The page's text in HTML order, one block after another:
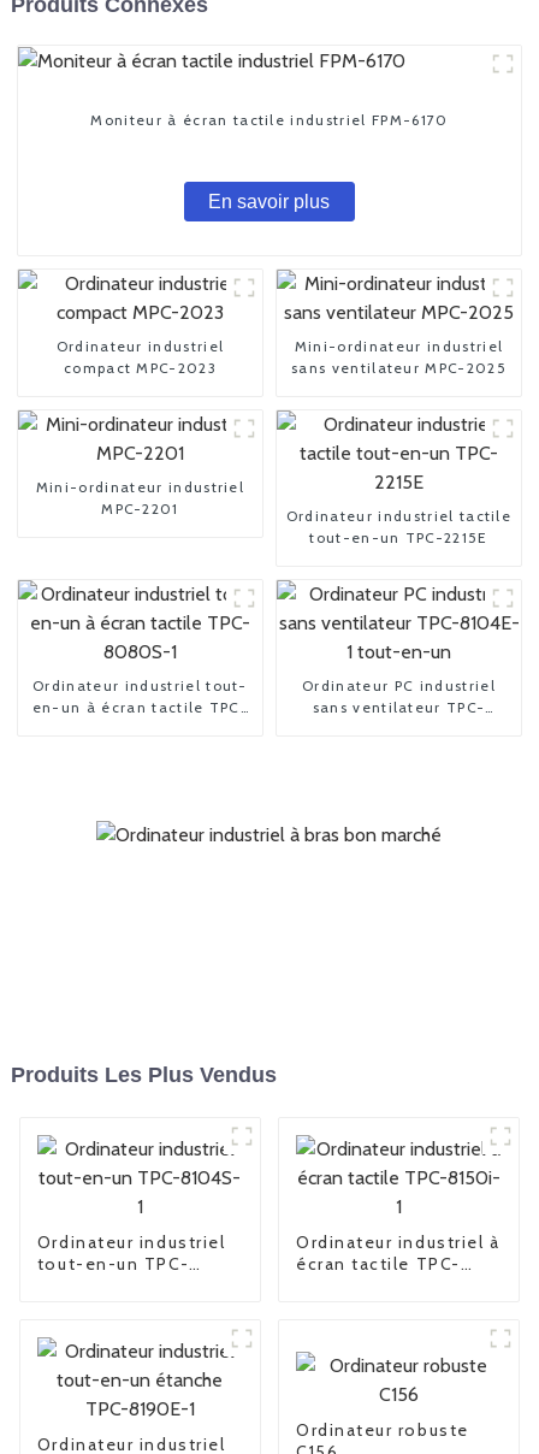
Produits Connexes
Moniteur à écran tactile industriel FPM-6170
En savoir plus
Ordinateur industriel
compact MPC-2023
Mini-ordinateur industriel
sans ventilateur MPC-2025
Mini-ordinateur industriel
MPC-2201
Ordinateur industriel tactile
tout-en-un TPC-2215E
Ordinateur industriel tout-
en-un à écran tactile TPC-
Ordinateur PC industriel
sans ventilateur TPC-
Produits Les Plus Vendus
Ordinateur industriel
tout-en-un TPC-
Ordinateur industriel à
écran tactile TPC-
Ordinateur industriel
Ordinateur robuste